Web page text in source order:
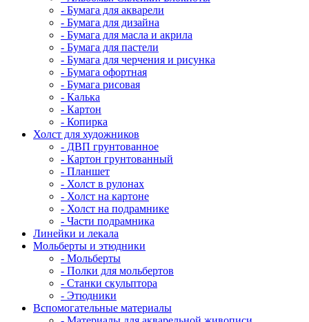
- Бумага для акварели
- Бумага для дизайна
- Бумага для масла и акрила
- Бумага для пастели
- Бумага для черчения и рисунка
- Бумага офортная
- Бумага рисовая
- Калька
- Картон
- Копирка
Холст для художников
- ДВП грунтованное
- Картон грунтованный
- Планшет
- Холст в рулонах
- Холст на картоне
- Холст на подрамнике
- Части подрамника
Линейки и лекала
Мольберты и этюдники
- Мольберты
- Полки для мольбертов
- Станки скульптора
- Этюдники
Вспомогательные материалы